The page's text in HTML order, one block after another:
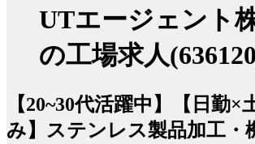
UTエージェント
の工場求人
【20~30代活躍中】【日勤×
み】ステンレス製品加工・